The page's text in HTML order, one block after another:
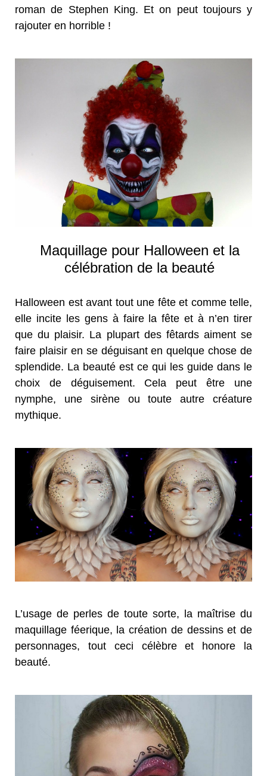
roman de Stephen King. Et on peut toujours y
rajouter en horrible !
Maquillage pour Halloween et la
célébration de la beauté
Halloween est avant tout une fête et comme telle,
elle incite les gens à faire la fête et à n’en tirer
que du plaisir. La plupart des fêtards aiment se
faire plaisir en se déguisant en quelque chose de
splendide. La beauté est ce qui les guide dans le
choix de déguisement. Cela peut être une
nymphe, une sirène ou toute autre créature
mythique.
L’usage de perles de toute sorte, la maîtrise du
maquillage féerique, la création de dessins et de
personnages, tout ceci célèbre et honore la
beauté.